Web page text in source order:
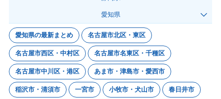
愛知県
愛知県の最新まとめ 名古屋市北区・東区
名古屋市西区・中村区 名古屋市名東区・千種区
名古屋市中川区・港区 あま市・津島市・愛西市
稲沢市・清須市 一宮市 小牧市・犬山市 春日井市